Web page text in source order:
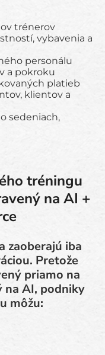
trénerov
vybavenia a
personálu
a pokroku
platieb
klientov a
sedeniach,
tréningu
na AI +
zaoberajú iba
Pretože
priamo na
na AI, podniky
môžu: